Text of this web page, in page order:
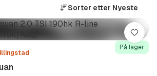
Sorter etter Nyeste
På lager
Lagre